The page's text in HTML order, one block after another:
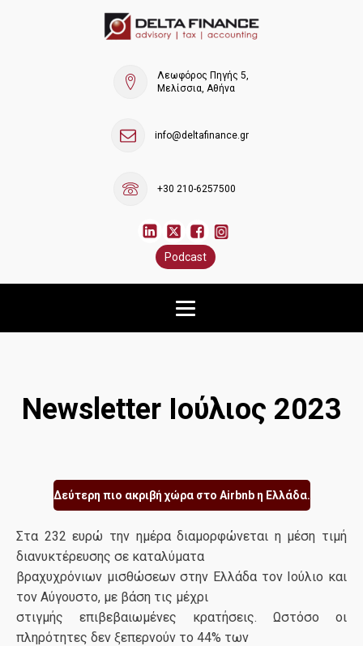
Λεωφόρος Πηγής 5,
Μελίσσια, Αθήνα
info@deltafinance.gr
+30 210-6257500
Podcast
Newsletter Ιούλιος 2023
Δεύτερη πιο ακριβή χώρα στο Airbnb η Ελλάδα.
Στα 232 ευρώ την ημέρα διαμορφώνεται η μέση τιμή
διανυκτέρευσης σε καταλύματα
βραχυχρόνιων μισθώσεων στην Ελλάδα τον Ιούλιο και
τον Αύγουστο, με βάση τις μέχρι
στιγμής επιβεβαιωμένες κρατήσεις. Ωστόσο οι
πληρότητες δεν ξεπερνούν το 44% των